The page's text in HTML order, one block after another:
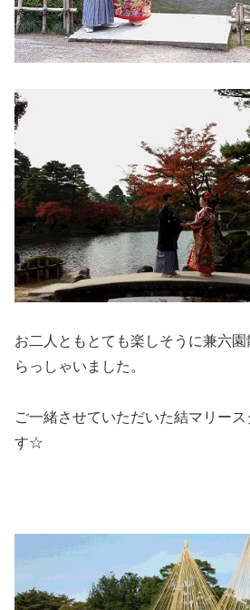
お二人ともとても楽しそうに兼六
らっしゃいました。
ご一緒させていただいた結マリー
す☆